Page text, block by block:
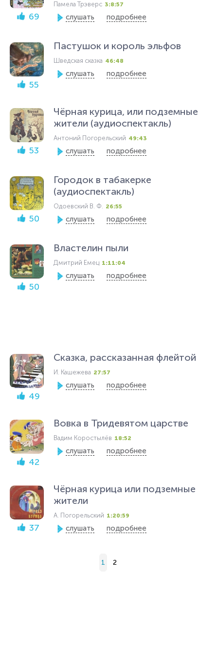
69
Памела Трэверс 3:8:57
слушать подробнее
55
Пастушок и король эльфов
Шведская сказка 46:48
слушать подробнее
53
Чёрная курица, или подземные
жители (аудиоспектакль)
Антоний Погорельский 49:43
слушать подробнее
50
Городок в табакерке
(аудиоспектакль)
Одоевский В. Ф. 26:55
слушать подробнее
50
Властелин пыли
Дмитрий Емец 1:11:04
слушать подробнее
49
Сказка, рассказанная флейтой
И. Кашежева 27:57
слушать подробнее
42
Вовка в Тридевятом царстве
Вадим Коростылёв 18:52
слушать подробнее
37
Чёрная курица или подземные
жители
А. Погорельский 1:20:59
слушать подробнее
1 2